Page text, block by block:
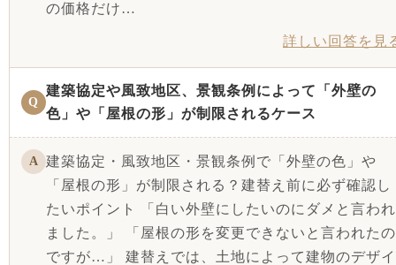
の価格だけ…
詳しい回答を見
Q
建築協定や風致地区、景観条例によって「外壁の
色」や「屋根の形」が制限されるケース
A 建築協定・風致地区・景観条例で「外壁の色」や
「屋根の形」が制限される？建替え前に必ず確認し
たいポイント 「白い外壁にしたいのにダメと言われ
ました。」 「屋根の形を変更できないと言われたの
ですが…」 建替えでは、土地によって建物のデザイ